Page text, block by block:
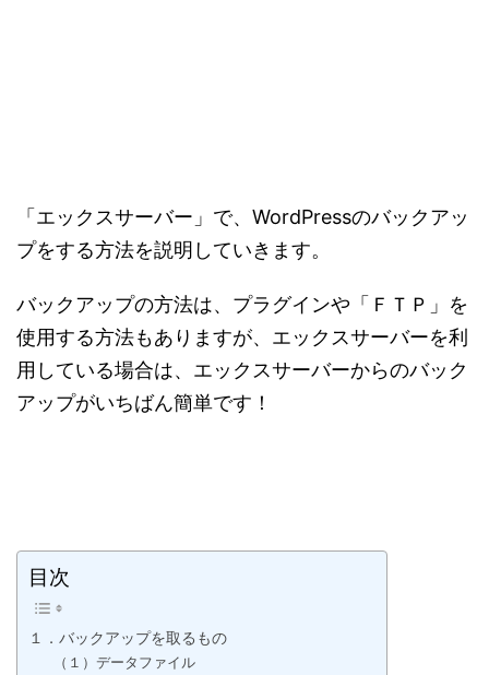
「エックスサーバー」で、WordPressのバックアッ
プをする方法を説明していきます。
バックアップの方法は、プラグインや「ＦＴＰ」を
使用する方法もありますが、エックスサーバーを利
用している場合は、エックスサーバーからのバック
アップがいちばん簡単です！
目次
１．バックアップを取るもの
（１）データファイル